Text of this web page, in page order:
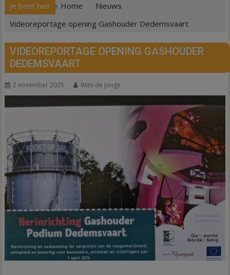
Je bent hier Home
Nieuws
Videoreportage opening Gashouder Dedemsvaart
VIDEOREPORTAGE OPENING GASHOUDER
DEDEMSVAART
2 november 2025 Wim de Jonge